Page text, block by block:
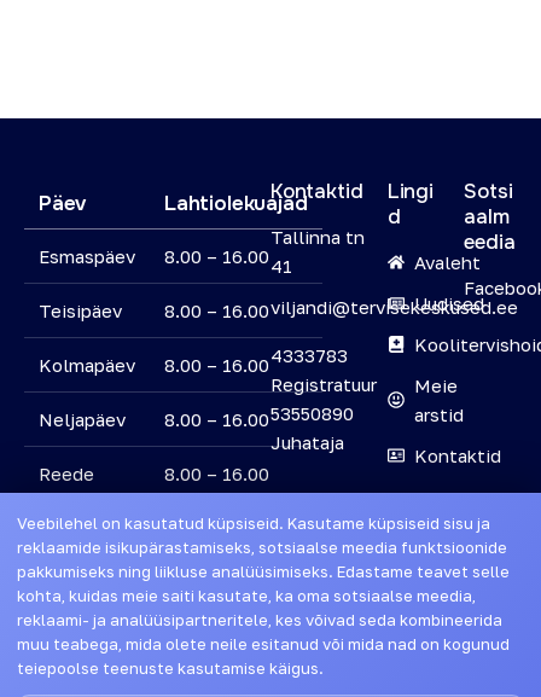
Päev Lahtiolekuajad
Esmaspäev 8.00 – 16.00
Teisipäev 8.00 – 16.00
Kolmapäev 8.00 – 16.00
Neljapäev 8.00 – 16.00
Reede 8.00 – 16.00
Laupäev Suletud
Pühapäev Suletud
Kontaktid
Tallinna tn
41
viljandi@tervisekeskused.ee
4333783
Registratuur
53550890
Juhataja
Lingi
d
Avaleht
Uudised
Meie
arstid
Kontaktid
Sotsi
aalm
eedia
Tervishoiuteenuse osutaja kohustuslik
Veebilehel on kasutatud küpsiseid. Kasutame küpsiseid sisu ja
reklaamide isikupärastamiseks, sotsiaalse meedia funktsioonide
pakkumiseks ning liikluse analüüsimiseks. Edastame teavet selle
kohta, kuidas meie saiti kasutate, ka oma sotsiaalse meedia,
reklaami- ja analüüsipartneritele, kes võivad seda kombineerida
muu teabega, mida olete neile esitanud või mida nad on kogunud
teiepoolse teenuste kasutamise käigus.